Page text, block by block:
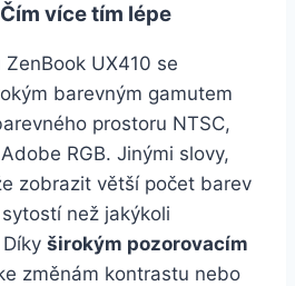
více tím lépe
ZenBook UX410 se
barevným gamutem
prostoru NTSC,
RGB. Jinými slovy,
zobrazit větší počet barev
než jakýkoli
širokým pozorovacím
změnám kontrastu nebo